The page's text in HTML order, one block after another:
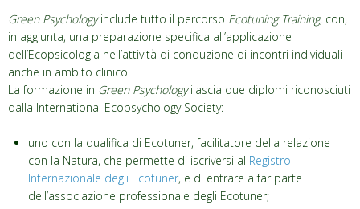
Green Psychologyinclude tutto il percorso Ecotuning Training, con,
in aggiunta, una preparazione specifica all’applicazione
dell’Ecopsicologia nell’attività di conduzione di incontri individuali
anche in ambito clinico.
La formazione in Green Psychologyilascia due diplomi riconosciuti
dalla International Ecopsychology Society:
uno con la qualifica di Ecotuner, facilitatore della relazione
con la Natura, che permette di iscriversi al Registro
Internazionale degli Ecotuner, e di entrare a far parte
dell’associazione professionale degli Ecotuner;